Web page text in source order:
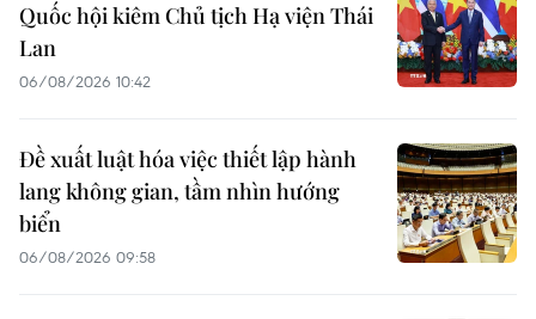
Quốc hội kiêm Chủ tịch Hạ viện Thái
Lan
06/08/2026 10:42
Đề xuất luật hóa việc thiết lập hành
lang không gian, tầm nhìn hướng
biển
06/08/2026 09:58